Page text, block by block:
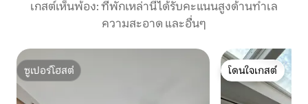
เกสต์เห็นพ้อง: ที่พักเหล่านี้ได้รับคะแนนสูงด้านทำเล
ความสะอาด และอื่นๆ
ซูเปอร์โฮสต์
ซูเปอร์โฮสต์
โดนใจเกสต์
โดนใจเกสต์